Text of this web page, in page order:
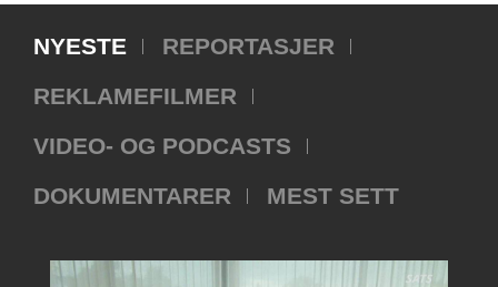
NYESTE
REPORTASJER
REKLAMEFILMER
VIDEO- OG PODCASTS
DOKUMENTARER
MEST SETT